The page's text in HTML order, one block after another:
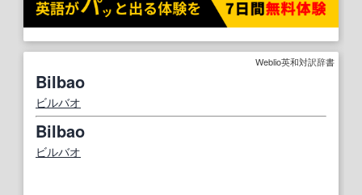
Weblio英和対訳辞書
Bilbao
ビルバオ
Bilbao
ビルバオ